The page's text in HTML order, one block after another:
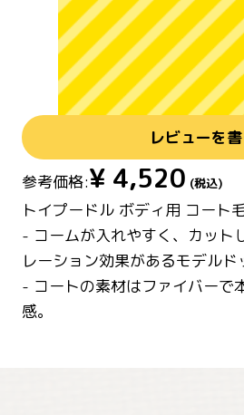
レビューを書
参考価格:¥ 4,520 (税込)
トイプードル ボディ用 コート毛
- コームが入れやすく、カット
レーション効果があるモデルド
- コートの素材はファイバーで
感。